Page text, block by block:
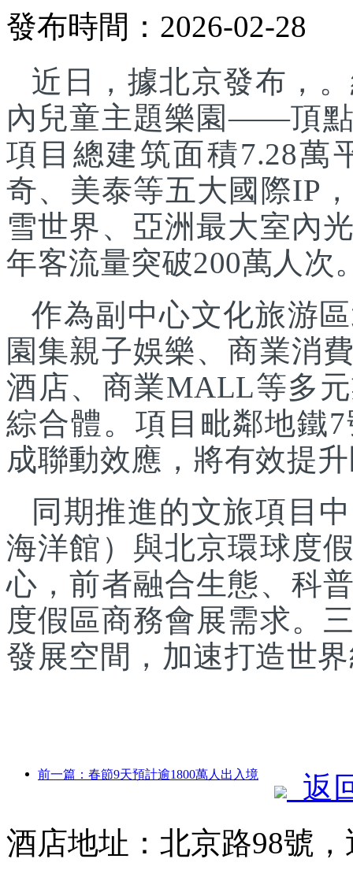
發布時間：2026-02-28
近日，據北京發布，
內兒童主題樂園——頂
項目總建筑面積7.28萬
奇、美泰等五大國際IP
雪世界、亞洲最大室內
年客流量突破200萬人次
作為副中心文化旅游
園集親子娛樂、商業消
酒店、商業MALL等多
綜合體。項目毗鄰地鐵
成聯動效應，將有效提
同期推進的文旅項目
海洋館）與北京環球度
心，前者融合生態、科
度假區商務會展需求。
發展空間，加速打造世
前一篇：春節9天預計逾1800萬人出入境
返
酒店地址：北京路98號